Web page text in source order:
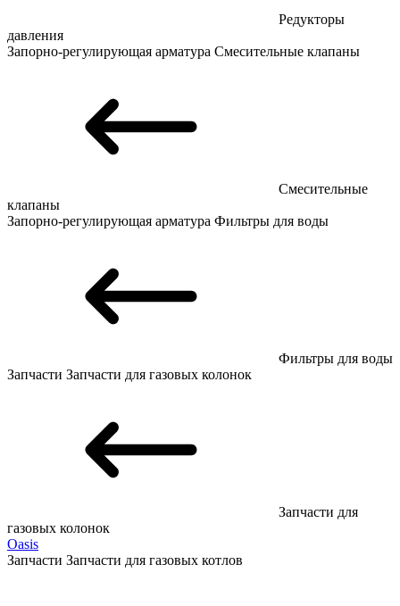
Редукторы
давления
Запорно-регулирующая арматура Смесительные клапаны
Смесительные
клапаны
Запорно-регулирующая арматура Фильтры для воды
Фильтры для воды
Запчасти Запчасти для газовых колонок
Запчасти для
газовых колонок
Oasis
Запчасти Запчасти для газовых котлов